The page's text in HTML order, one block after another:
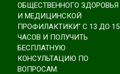
ОБЩЕСТВЕННОГО ЗДОРОВЬЯ
И МЕДИЦИНСКОЙ
ПРОФИЛАКТИКИ" С 13 ДО 15
ЧАСОВ И ПОЛУЧИТЬ
БЕСПЛАТНУЮ
КОНСУЛЬТАЦИЮ ПО
ВОПРОСАМ: